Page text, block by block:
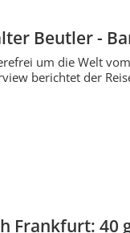
Beutler -
um die Welt
berichtet der
Frankfurt: 40